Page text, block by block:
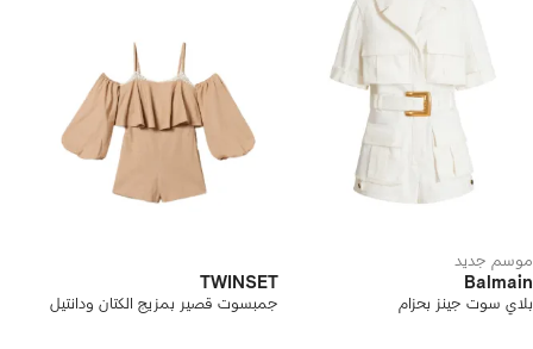
موسم جديد
Balmain
بلاي سوت جينز بحزام
TWINSET
جمبسوت قصير بمزيج الكتان ودانتيل